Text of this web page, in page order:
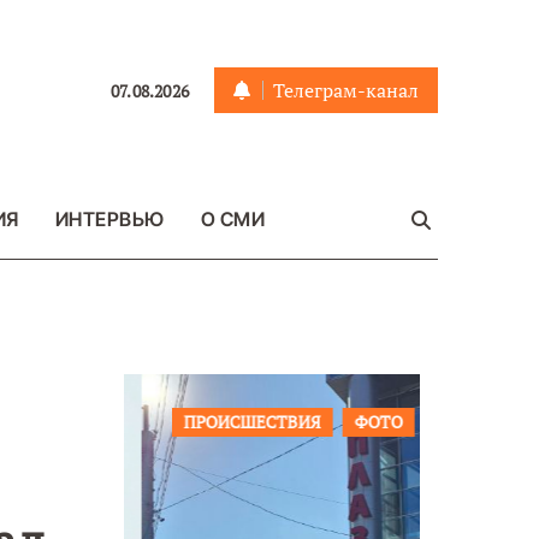
07.08.2026 Телеграм-канал
ИНТЕРВЬЮ О СМИ
ПРОИСШЕСТВИЯ ФОТО